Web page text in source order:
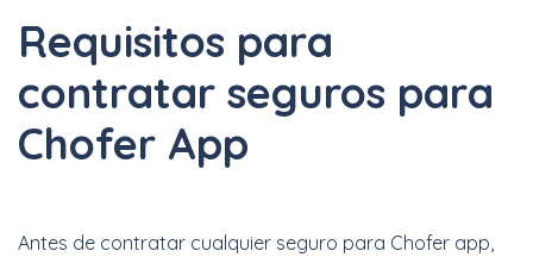
Requisitos para
contratar seguros para
Chofer App
Antes de contratar cualquier seguro para Chofer app,